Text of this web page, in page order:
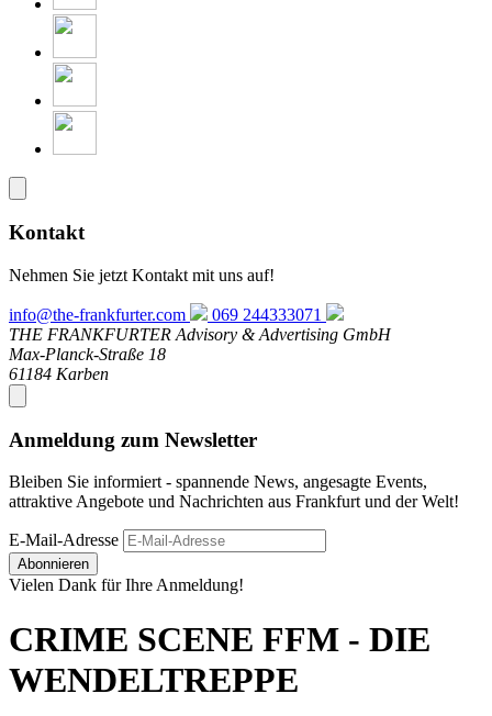
Kontakt
Nehmen Sie jetzt Kontakt mit uns auf!
info@the-frankfurter.com
069 244333071
THE FRANKFURTER Advisory & Advertising GmbH
Max-Planck-Straße 18
61184 Karben
Anmeldung zum Newsletter
Bleiben Sie informiert - spannende News, angesagte Events,
attraktive Angebote und Nachrichten aus Frankfurt und der Welt!
E-Mail-Adresse
Abonnieren
Vielen Dank für Ihre Anmeldung!
CRIME SCENE FFM - DIE
WENDELTREPPE